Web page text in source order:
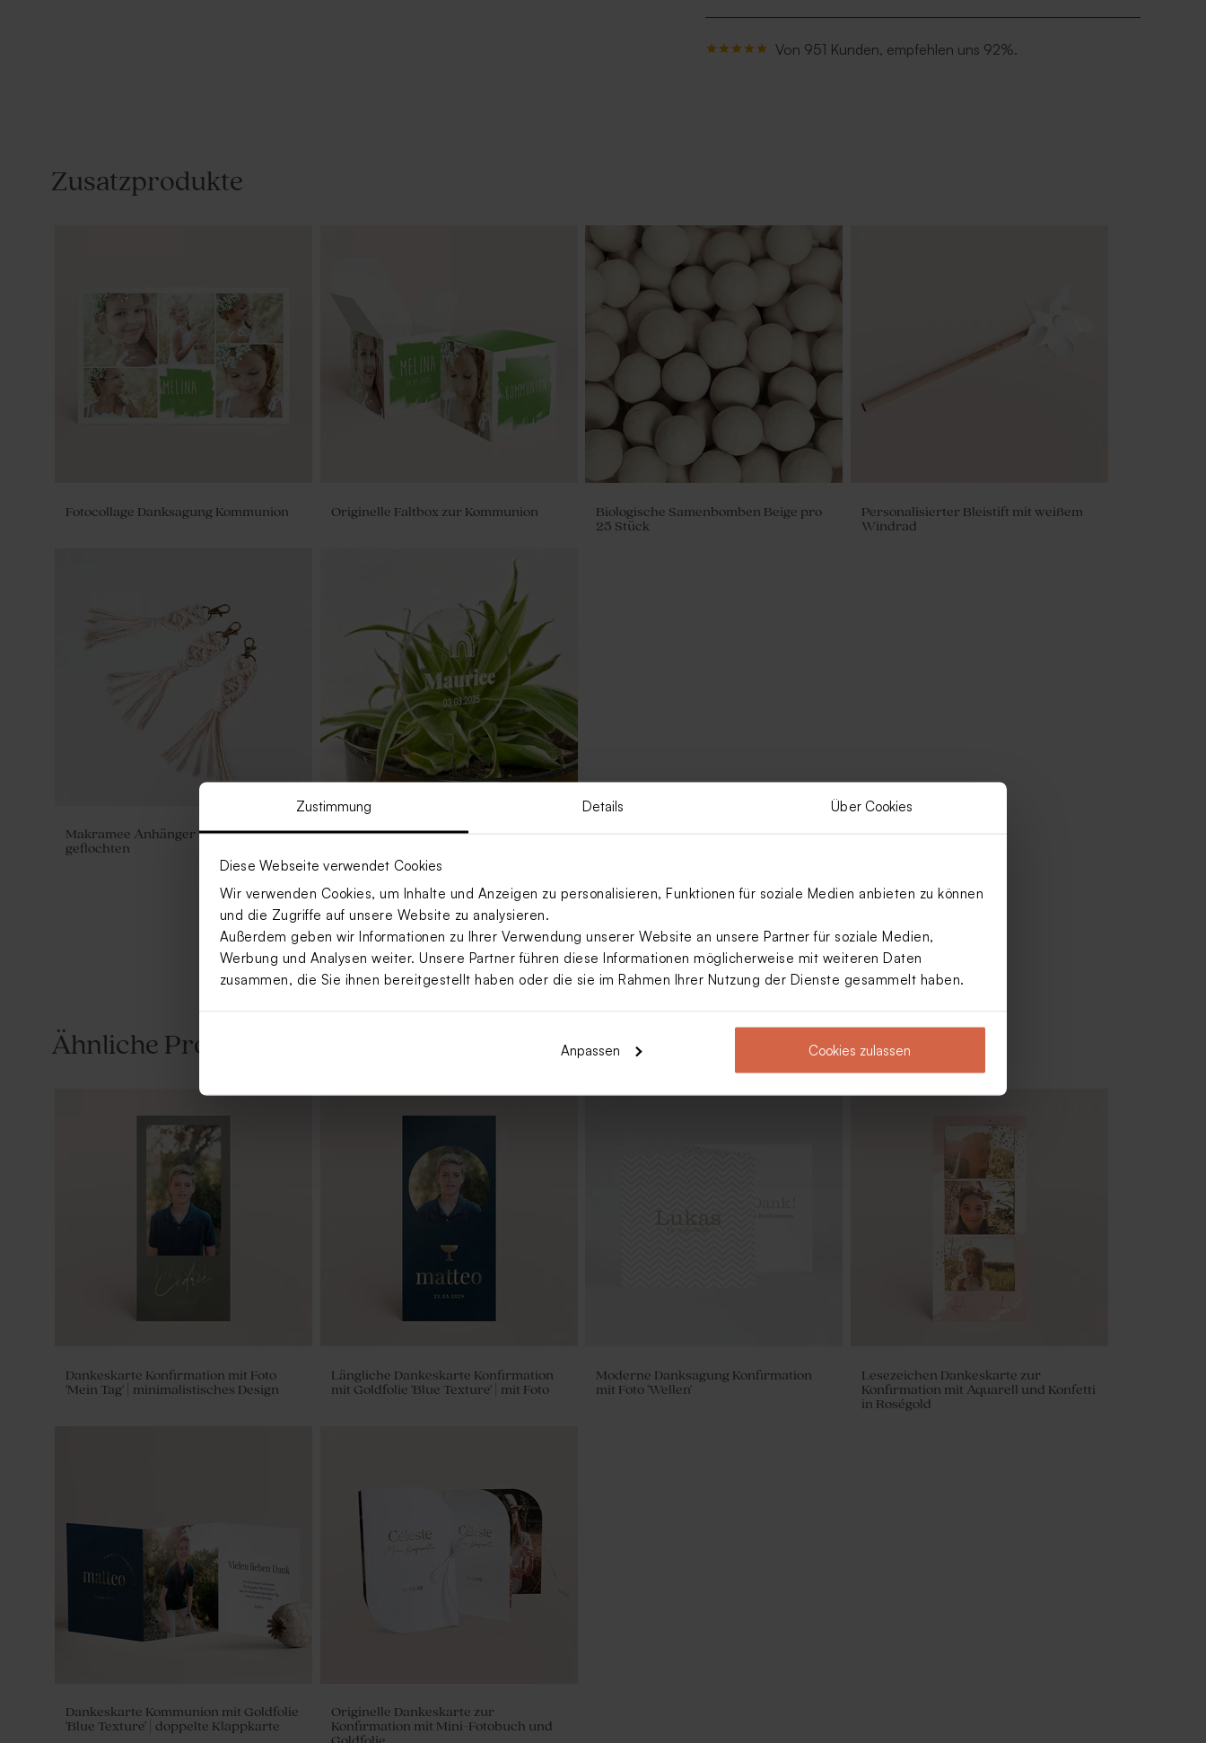
Zustimmung Details Über Cookies
Diese Webseite verwendet Cookies
Wir verwenden Cookies, um Inhalte und Anzeigen zu personalisieren, Funktionen für soziale Medien anbieten zu können
und die Zugriffe auf unsere Website zu analysieren.
Außerdem geben wir Informationen zu Ihrer Verwendung unserer Website an unsere Partner für soziale Medien,
Werbung und Analysen weiter. Unsere Partner führen diese Informationen möglicherweise mit weiteren Daten
zusammen, die Sie ihnen bereitgestellt haben oder die sie im Rahmen Ihrer Nutzung der Dienste gesammelt haben.
Anpassen Cookies zulassen
Von 951 Kunden, empfehlen uns 92%.
Zusatzprodukte
Fotocollage Danksagung Kommunion Originelle Faltbox zur Kommunion
Biologische Samenbomben Beige pro
25 Stück
Personalisierter Bleistift mit weißem
Windrad
Makramee Anhänger 'White Clouds' |
geflochten
Pflanzenstecker aus Plexiglas
Geschenkanhänger aus
transparentem Plexiglas | rund
Parfümzerstäuber aus Glas mit
Holzverschluss
Rechteckige Boxen als Gastgeschenk
zur Kommunion mit aufgedrucktem
Quaste 'Beige Melody' | cotton
Ähnliche Produkte
Dankeskarte Konfirmation mit Foto
'Mein Tag' | minimalistisches Design
Längliche Dankeskarte Konfirmation
mit Goldfolie 'Blue Texture' | mit Foto
Moderne Danksagung Konfirmation
mit Foto 'Wellen'
Lesezeichen Dankeskarte zur
Konfirmation mit Aquarell und Konfetti
in Roségold
Dankeskarte Kommunion mit Goldfolie
'Blue Texture' | doppelte Klappkarte
Originelle Dankeskarte zur
Konfirmation mit Mini-Fotobuch und